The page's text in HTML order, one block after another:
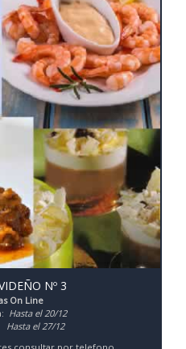
Nº 3
On Line
Hasta el 20/12
Hasta el 27/12